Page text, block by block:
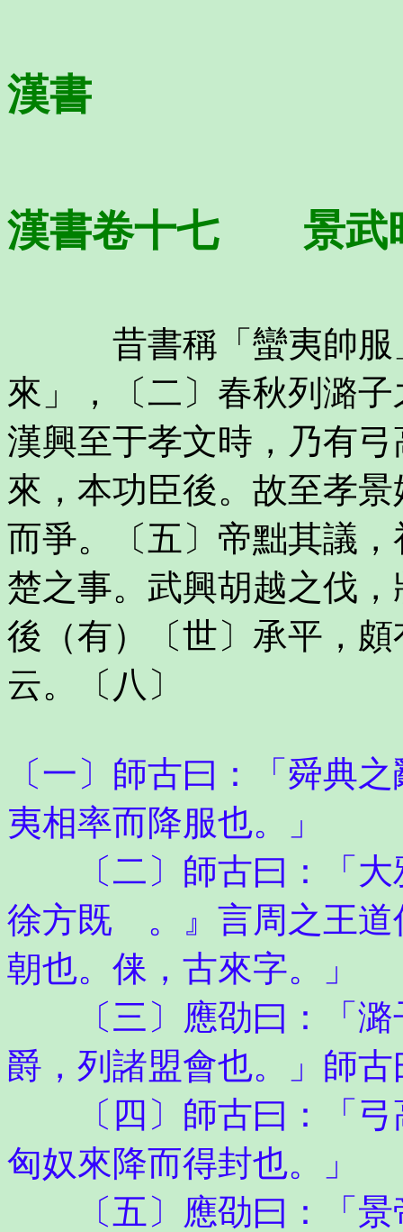
漢書
漢書卷十七 景武
昔書稱「蠻夷帥服」
來」，〔二〕春秋列潞
漢興至于孝文時，乃有
來，本功臣後。故至孝
而爭。〔五〕帝黜其議
楚之事。武興胡越之伐
後（有）〔世〕承平，
云。〔八〕
〔一〕師古曰：「舜典
夷相率而降服也。」
〔二〕師古曰：「大
徐方既 。』言周之王道
朝也。俫，古來字。」
〔三〕應劭曰：「潞
爵，列諸盟會也。」師
〔四〕師古曰：「弓
匈奴來降而得封也。」
〔五〕應劭曰：「景